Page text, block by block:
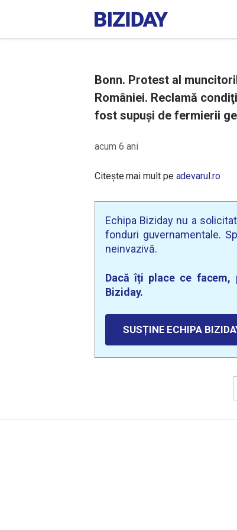
Bonn. Protest al
României. Reclamă
fost supuşi de fermierii
acum 6 ani
Citește mai mult pe adevarul.ro
Echipa Biziday nu a
fonduri guvernamentale.
neinvazivă.
Dacă îți place ce facem,
Biziday.
SUSȚINE ECHIPA